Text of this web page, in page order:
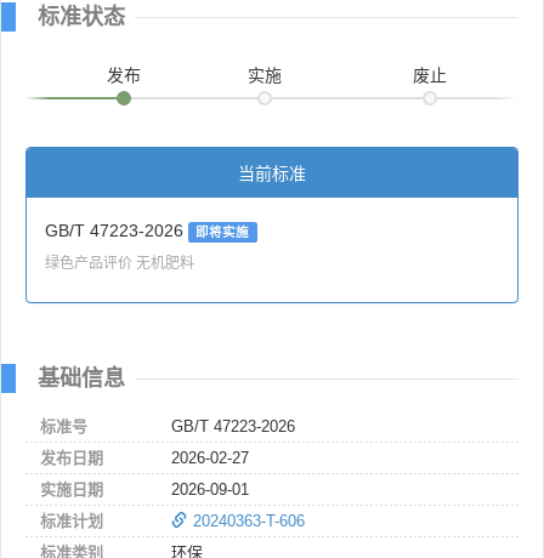
标准状态
发布 实施 废止
当前标准
GB/T 47223-2026 即将实施
绿色产品评价 无机肥料
基础信息
标准号
GB/T 47223-2026
发布日期
2026-02-27
实施日期
2026-09-01
标准计划
20240363-T-606
标准类别
环保